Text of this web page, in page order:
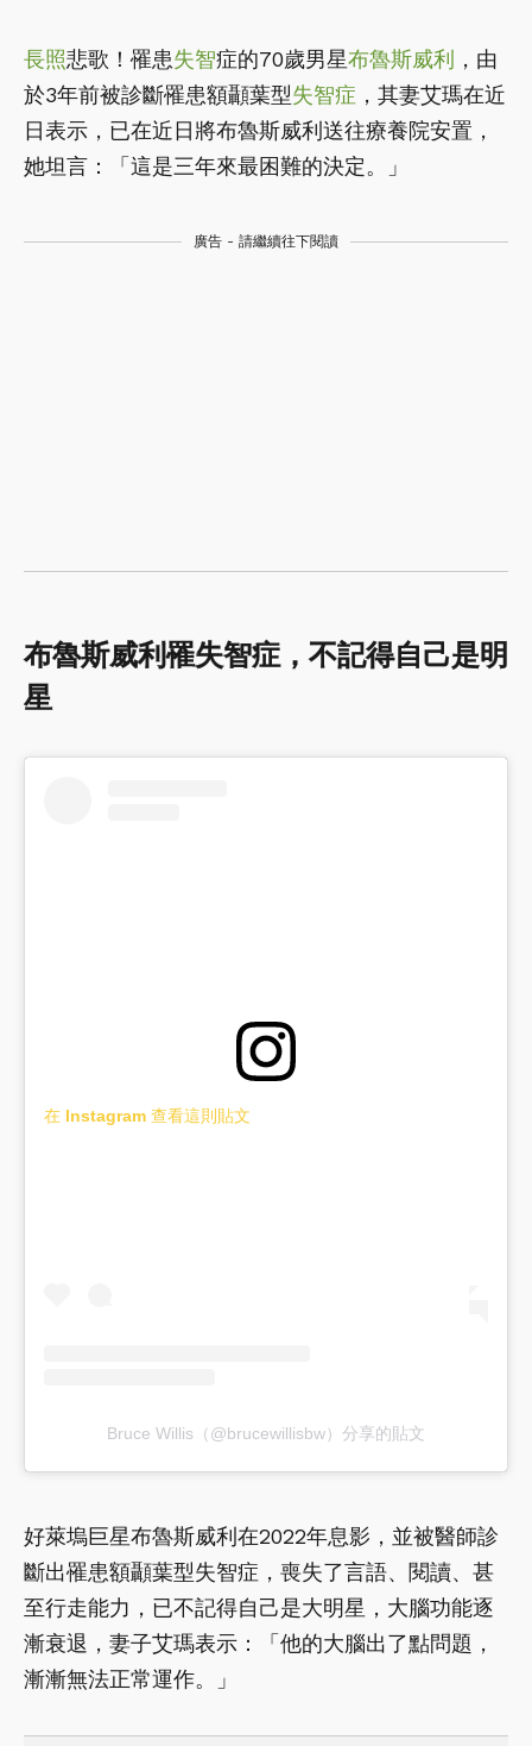
長照悲歌！罹患失智症的70歲男星布魯斯威利
，由
於3年前被診斷罹患額顳葉型失智症 ，其妻艾瑪在近
日表示，已在近日將布魯斯威利送往療養院安置，
她坦言：「這是三年來最困難的決定。」
廣告 - 請繼續往下閱讀
布魯斯威利罹失智症，不記得自己是明
星
在 Instagram 查看這則貼文
Bruce Willis（@brucewillisbw）分享的貼文
好萊塢巨星布魯斯威利在2022年息影，並被醫師診
斷出罹患額顳葉型失智症，喪失了言語、閱讀、甚
至行走能力，已不記得自己是大明星，大腦功能逐
漸衰退，妻子艾瑪表示：「他的大腦出了點問題，
漸漸無法正常運作。」